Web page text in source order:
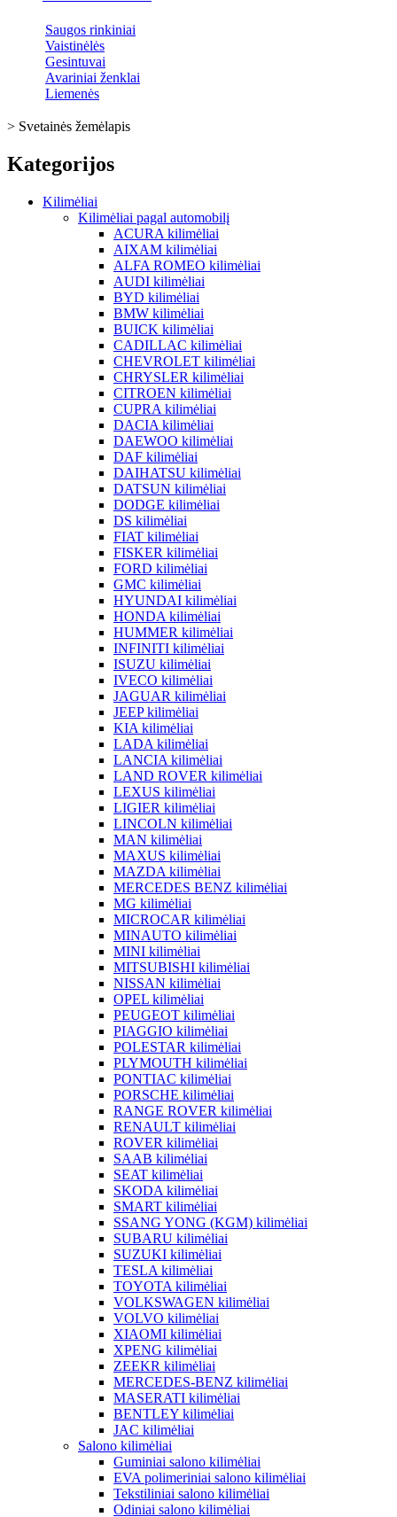
Saugos rinkiniai
Vaistinėlės
Gesintuvai
Avariniai ženklai
Liemenės
> Svetainės žemėlapis
Kategorijos
Kilimėliai
Kilimėliai pagal automobilį
ACURA kilimėliai
AIXAM kilimėliai
ALFA ROMEO kilimėliai
AUDI kilimėliai
BYD kilimėliai
BMW kilimėliai
BUICK kilimėliai
CADILLAC kilimėliai
CHEVROLET kilimėliai
CHRYSLER kilimėliai
CITROEN kilimėliai
CUPRA kilimėliai
DACIA kilimėliai
DAEWOO kilimėliai
DAF kilimėliai
DAIHATSU kilimėliai
DATSUN kilimėliai
DODGE kilimėliai
DS kilimėliai
FIAT kilimėliai
FISKER kilimėliai
FORD kilimėliai
GMC kilimėliai
HYUNDAI kilimėliai
HONDA kilimėliai
HUMMER kilimėliai
INFINITI kilimėliai
ISUZU kilimėliai
IVECO kilimėliai
JAGUAR kilimėliai
JEEP kilimėliai
KIA kilimėliai
LADA kilimėliai
LANCIA kilimėliai
LAND ROVER kilimėliai
LEXUS kilimėliai
LIGIER kilimėliai
LINCOLN kilimėliai
MAN kilimėliai
MAXUS kilimėliai
MAZDA kilimėliai
MERCEDES BENZ kilimėliai
MG kilimėliai
MICROCAR kilimėliai
MINAUTO kilimėliai
MINI kilimėliai
MITSUBISHI kilimėliai
NISSAN kilimėliai
OPEL kilimėliai
PEUGEOT kilimėliai
PIAGGIO kilimėliai
POLESTAR kilimėliai
PLYMOUTH kilimėliai
PONTIAC kilimėliai
PORSCHE kilimėliai
RANGE ROVER kilimėliai
RENAULT kilimėliai
ROVER kilimėliai
SAAB kilimėliai
SEAT kilimėliai
SKODA kilimėliai
SMART kilimėliai
SSANG YONG (KGM) kilimėliai
SUBARU kilimėliai
SUZUKI kilimėliai
TESLA kilimėliai
TOYOTA kilimėliai
VOLKSWAGEN kilimėliai
VOLVO kilimėliai
XIAOMI kilimėliai
XPENG kilimėliai
ZEEKR kilimėliai
MERCEDES-BENZ kilimėliai
MASERATI kilimėliai
BENTLEY kilimėliai
JAC kilimėliai
Salono kilimėliai
Guminiai salono kilimėliai
EVA polimeriniai salono kilimėliai
Tekstiliniai salono kilimėliai
Odiniai salono kilimėliai